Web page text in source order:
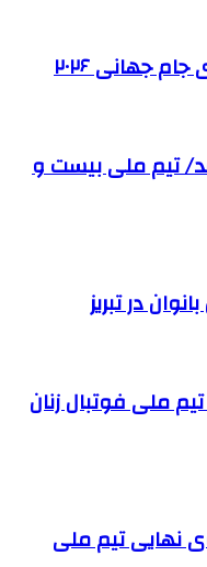
جهانی ۲۰۲۶
تیم ملی بیست و
در تبریز
ملی فوتبال زنان
اردوی نهایی تیم ملی